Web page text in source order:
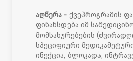
აღწერა - ქვეპროგრამის
ფინანსდება იმ
მომსახურებების
სპეციფიური
ინექცია, ბლოკადა,